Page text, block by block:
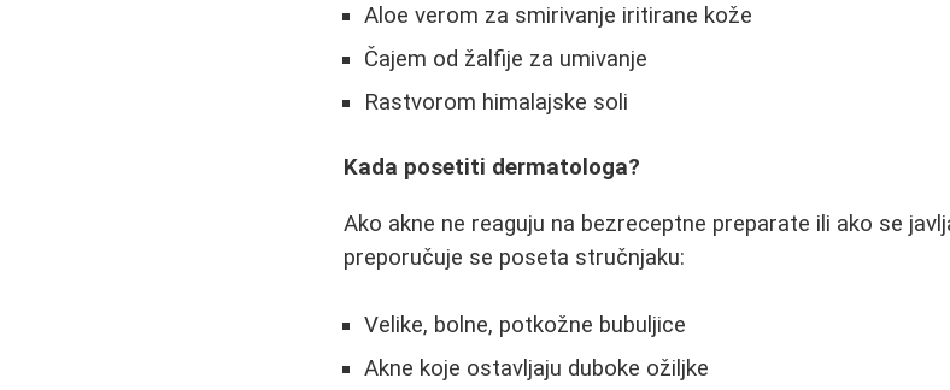
Aloe verom za smirivanje iritirane kože
Čajem od žalfije za umivanje
Rastvorom himalajske soli
Kada posetiti dermatologa?
Ako akne ne reaguju na bezreceptne preparate ili ako se
preporučuje se poseta stručnjaku:
Velike, bolne, potkožne bubuljice
Akne koje ostavljaju duboke ožiljke